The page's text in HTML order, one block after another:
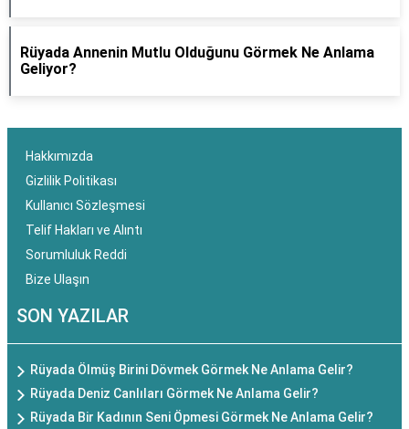
Rüyada Annenin Mutlu Olduğunu Görmek Ne Anlama
Geliyor?
Hakkımızda
Gizlilik Politikası
Kullanıcı Sözleşmesi
Telif Hakları ve Alıntı
Sorumluluk Reddi
Bize Ulaşın
SON YAZILAR
Rüyada Ölmüş Birini Dövmek Görmek Ne Anlama Gelir?
Rüyada Deniz Canlıları Görmek Ne Anlama Gelir?
Rüyada Bir Kadının Seni Öpmesi Görmek Ne Anlama Gelir?